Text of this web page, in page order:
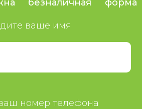
безналичная форма
ваше имя
номер телефона